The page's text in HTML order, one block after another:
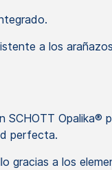
a los
SCHOTT Opalika®
perfecta.
gracias a los